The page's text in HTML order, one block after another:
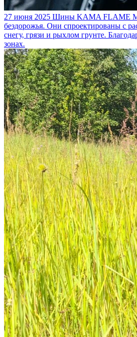
27 июня 2025 Шины KAMA FLAME M/
бездорожья. Они спроектированы с
снегу, грязи и рыхлом грунте.
зонах.